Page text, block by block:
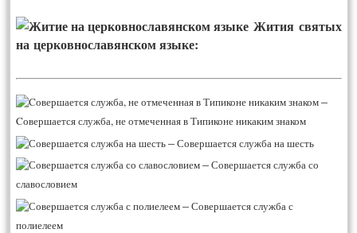
Жития святых
на церковнославянском языке:
–
Cовершается служба, не отмеченная в Типиконе никаким знаком
–Совершается служба на шесть
–Совершается служба со
славословием
–Совершается служба с
полиелеем